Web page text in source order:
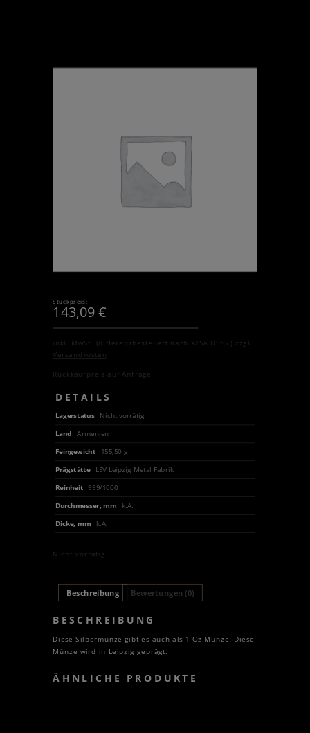
Stückpreis:
143,09€
inkl. MwSt. (differenzbesteuert nach §25a UStG.) zzgl.
Versandkosten
Rückkaufpreis auf Anfrage
DETAILS
Lagerstatus Nicht vorrätig
Land
Armenien
Feingewicht
155,50 g
Prägstätte
LEV Leipzig Metal Fabrik
Reinheit 999/1000
Durchmesser, mm
k.A.
Dicke, mm k.A.
Nicht vorrätig
Beschreibung Bewertungen (0)
BESCHREIBUNG
Diese Silbermünze gibt es auch als 1 Oz Münze. Diese
Münze wird in Leipzig geprägt.
ÄHNLICHE PRODUKTE